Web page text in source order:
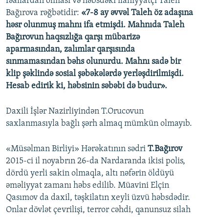
Bağırova rəğbətidir: «7-8 ay əvvəl Taleh öz adaşına
həsr olunmuş mahnı ifa etmişdi. Mahnıda Taleh
Bağırovun haqsızlığa qarşı mübarizə
aparmasından, zalımlar qarşısında
sınmamasından bəhs olunurdu. Mahnı sadə bir
klip şəklində sosial şəbəkələrdə yerləşdirilmişdi.
Hesab edirik ki, həbsinin səbəbi də budur».
Daxili İşlər Nazirliyindən T.Orucovun
saxlanmasıyla bağlı şərh almaq mümkün olmayıb.
«Müsəlman Birliyi» Hərəkatının sədri T.Bağırov
2015-ci il noyabrın 26-da Nardaranda ikisi polis,
dördü yerli sakin olmaqla, altı nəfərin öldüyü
əməliyyat zamanı həbs edilib. Müavini Elçin
Qasımov da daxil, təşkilatın xeyli üzvü həbsdədir.
Onlar dövlət çevrilişi, terror cəhdi, qanunsuz silah